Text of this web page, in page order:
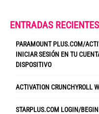
ENTRADAS RECIENTES
PARAMOUNT PLUS.COM/
INICIAR SESIÓN EN TU
DISPOSITIVO
ACTIVATION CRUNCHYROLL
STARPLUS.COM LOGIN/